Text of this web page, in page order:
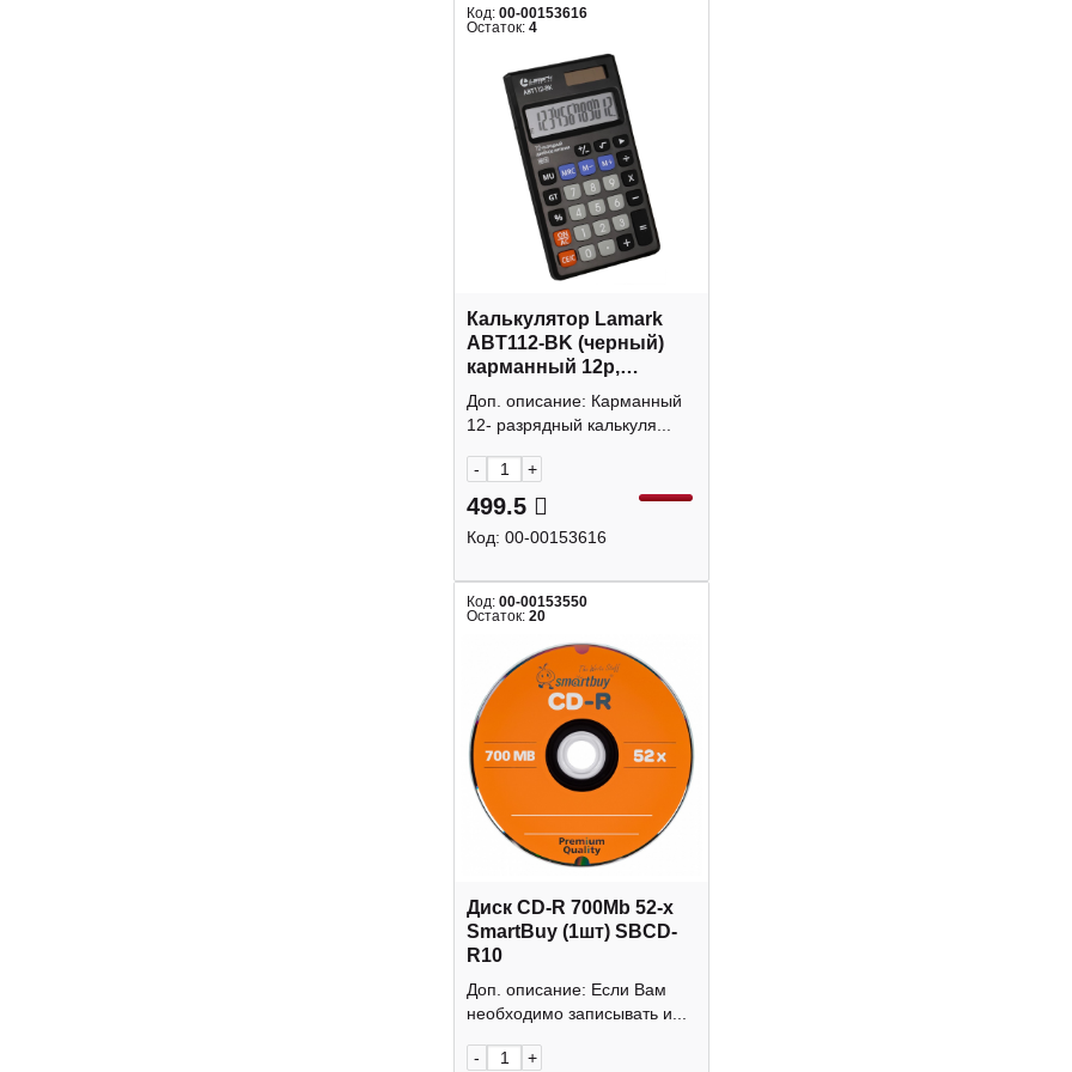
Код: 00-00153616
Остаток: 4
Калькулятор Lamark
ABT112-BK (черный)
карманный 12р,
крышка
Доп. описание: Карманный
12- разрядный калькуля...
- +
499.5
Код: 00-00153616
Код: 00-00153550
Остаток: 20
Диск CD-R 700Mb 52-х
SmartBuy (1шт) SBCD-
R10
Доп. описание: Если Вам
необходимо записывать и...
- +